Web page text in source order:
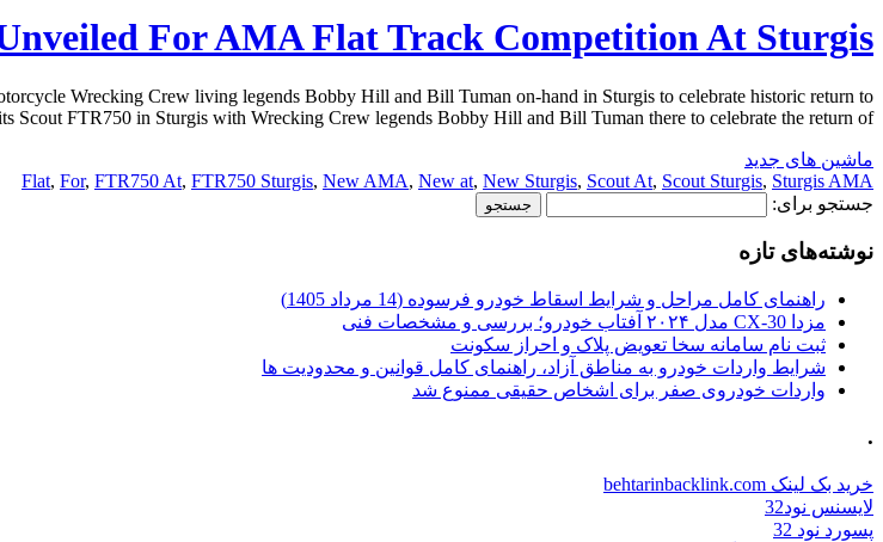
For AMA Flat Track Competition At Sturgis
Wrecking Crew living legends Bobby Hill and Bill Tuman on-hand in Sturgis to celebrate historic return to
Scout FTR750 in Sturgis with Wrecking Crew legends Bobby Hill and Bill Tuman there to celebrate the return of […]
ماشین های جدید
Flat, For, FTR750 At, FTR750 Sturgis, New AMA, New at, New Sturgis, Scout At, Scout Sturgis, Sturgis AMA
جستجو برای:
نوشته‌های تازه
راهنمای کامل مراحل و شرایط اسقاط خودرو فرسوده (14 مرداد 1405)
مزدا CX-30 مدل ۲۰۲۴ آفتاب خودرو؛ بررسی و مشخصات فنی
ثبت نام سامانه سخا تعویض پلاک و احراز سکونت
شرایط واردات خودرو به مناطق آزاد، راهنمای کامل قوانین و محدودیت ها
واردات خودروی صفر برای اشخاص حقیقی ممنوع شد
.
خرید بک لینک behtarinbacklink.com
لایسنس نود32
پسورد نود 32